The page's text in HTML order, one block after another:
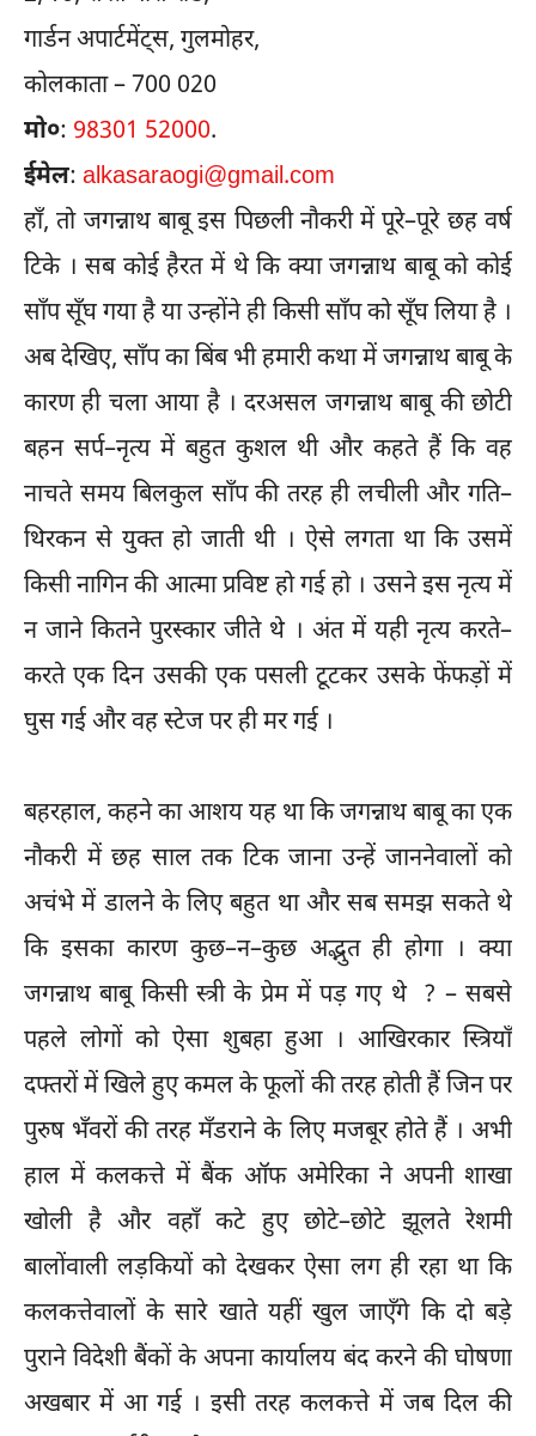
गार्डन अपार्टमेंट्स, गुलमोहर,
कोलकाता – 700 020
मो०: 98301 52000.
ईमेल: alkasaraogi@gmail.com
हाँ, तो जगन्नाथ बाबू इस पिछली नौकरी में पूरे–पूरे छह वर्ष
टिके । सब कोई हैरत में थे कि क्या जगन्नाथ बाबू को कोई
साँप सूँघ गया है या उन्होंने ही किसी साँप को सूँघ लिया है ।
अब देखिए, साँप का बिंब भी हमारी कथा में जगन्नाथ बाबू के
कारण ही चला आया है । दरअसल जगन्नाथ बाबू की छोटी
बहन सर्प–नृत्य में बहुत कुशल थी और कहते हैं कि वह
नाचते समय बिलकुल साँप की तरह ही लचीली और गति–
थिरकन से युक्त हो जाती थी । ऐसे लगता था कि उसमें
किसी नागिन की आत्मा प्रविष्ट हो गई हो । उसने इस नृत्य में
न जाने कितने पुरस्कार जीते थे । अंत में यही नृत्य करते–
करते एक दिन उसकी एक पसली टूटकर उसके फेंफड़ों में
घुस गई और वह स्टेज पर ही मर गई ।
बहरहाल, कहने का आशय यह था कि जगन्नाथ बाबू का एक
नौकरी में छह साल तक टिक जाना उन्हें जाननेवालों को
अचंभे में डालने के लिए बहुत था और सब समझ सकते थे
कि इसका कारण कुछ–न–कुछ अद्भुत ही होगा । क्या
जगन्नाथ बाबू किसी स्त्री के प्रेम में पड़ गए थे ? – सबसे
पहले लोगों को ऐसा शुबहा हुआ । आखिरकार स्त्रियाँ
दफ्तरों में खिले हुए कमल के फूलों की तरह होती हैं जिन पर
पुरुष भँवरों की तरह मँडराने के लिए मजबूर होते हैं । अभी
हाल में कलकत्ते में बैंक ऑफ अमेरिका ने अपनी शाखा
खोली है और वहाँ कटे हुए छोटे–छोटे झूलते रेशमी
बालोंवाली लड़कियों को देखकर ऐसा लग ही रहा था कि
कलकत्तेवालों के सारे खाते यहीं खुल जाएँगे कि दो बड़े
पुराने विदेशी बैंकों के अपना कार्यालय बंद करने की घोषणा
अखबार में आ गई । इसी तरह कलकत्ते में जब दिल की